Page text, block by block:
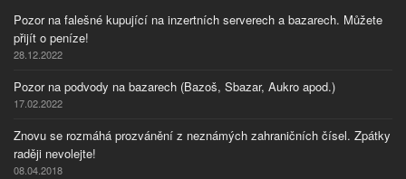
Pozor na falešné kupující na inzertních serverech a bazarech. Můžete
přijít o peníze!
28.12.2022
Pozor na podvody na bazarech (Bazoš, Sbazar, Aukro apod.)
17.02.2022
Znovu se rozmáhá prozvánění z neznámých zahraničních čísel. Zpátky
raději nevolejte!
08.04.2018